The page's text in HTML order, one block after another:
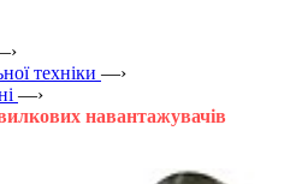
техніки —›
—›
навантажувачів